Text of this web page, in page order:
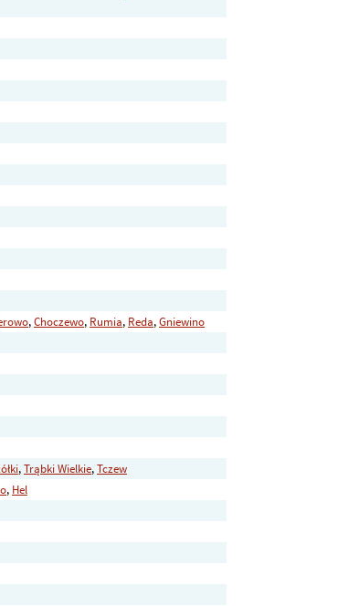
,Choczewo, Rumia, Reda,Gniewino
,Trąbki Wielkie,Tczew
, Hel